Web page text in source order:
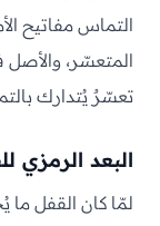
التماس مفاتيح
المتعسّر،
تعسّرٌ يُتدارك
البعد الرمزي
لمّا كان القفل ما